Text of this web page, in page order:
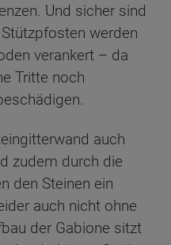
Und sicher sind
werden
verankert – da
Tritte noch
auch
zudem durch die
den Steinen ein
auch nicht ohne
der Gabione sitzt